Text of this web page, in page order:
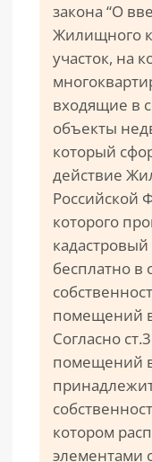
закона “О
Жилищного
участок, на
входящие в
объекты
который
действие
Российской
которого
бесплатно
помещений
Согласно
помещений
котором
элементами